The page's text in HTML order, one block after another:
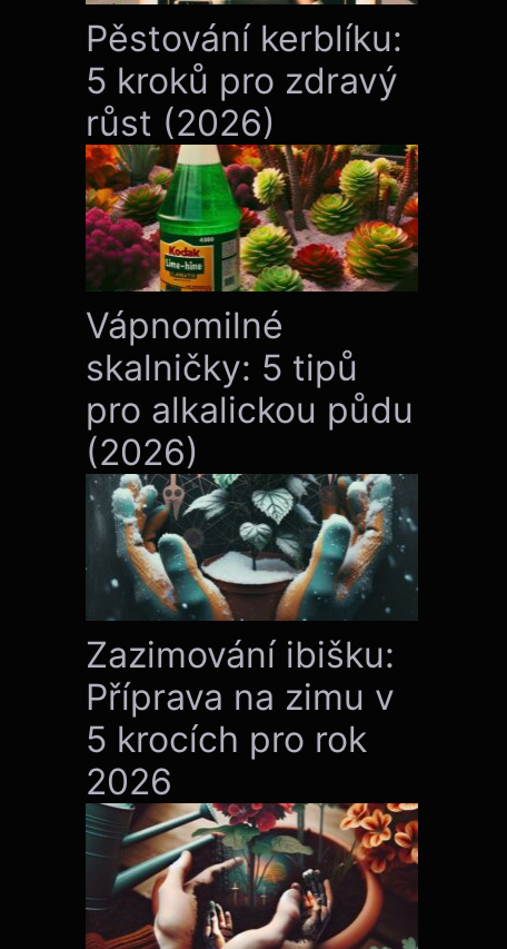
Pěstování kerblíku:
5 kroků pro zdravý
růst (2026)
Vápnomilné
skalničky: 5 tipů
pro alkalickou půdu
(2026)
Zazimování ibišku:
Příprava na zimu v
5 krocích pro rok
2026